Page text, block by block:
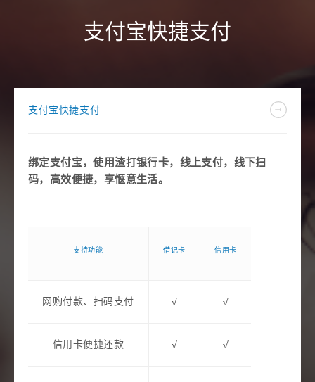
支付宝快捷支付
支付宝快捷支付
绑定支付宝，使用渣打银行卡，线上支付，线下扫
码，高效便捷，享惬意生活。
支持功能 借记卡 信用卡
网购付款、扫码支付 √ √
信用卡便捷还款 √ √